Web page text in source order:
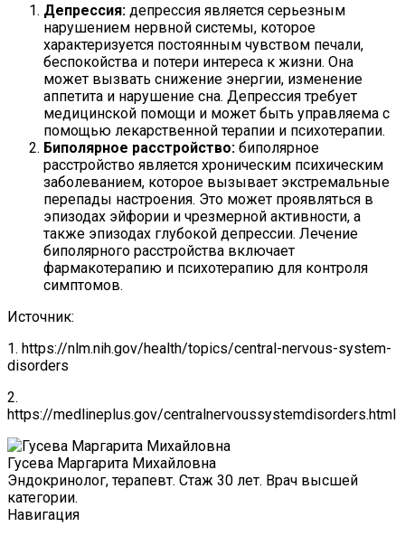
Депрессия: депрессия является серьезным
нарушением нервной системы, которое
характеризуется постоянным чувством печали,
беспокойства и потери интереса к жизни. Она
может вызвать снижение энергии, изменение
аппетита и нарушение сна. Депрессия требует
медицинской помощи и может быть управляема с
помощью лекарственной терапии и психотерапии.
Биполярное расстройство: биполярное
расстройство является хроническим психическим
заболеванием, которое вызывает экстремальные
перепады настроения. Это может проявляться в
эпизодах эйфории и чрезмерной активности, а
также эпизодах глубокой депрессии. Лечение
биполярного расстройства включает
фармакотерапию и психотерапию для контроля
симптомов.
Источник:
1. https://nlm.nih.gov/health/topics/central-nervous-system-
disorders
2.
https://medlineplus.gov/centralnervoussystemdisorders.html
Гусева Маргарита Михайловна
Эндокринолог, терапевт. Стаж 30 лет. Врач высшей
категории.
Навигация